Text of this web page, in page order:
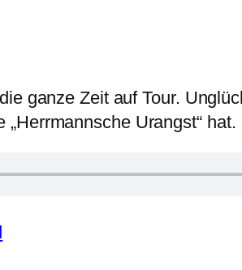
ganze Zeit auf Tour.
Urangst“ hat.